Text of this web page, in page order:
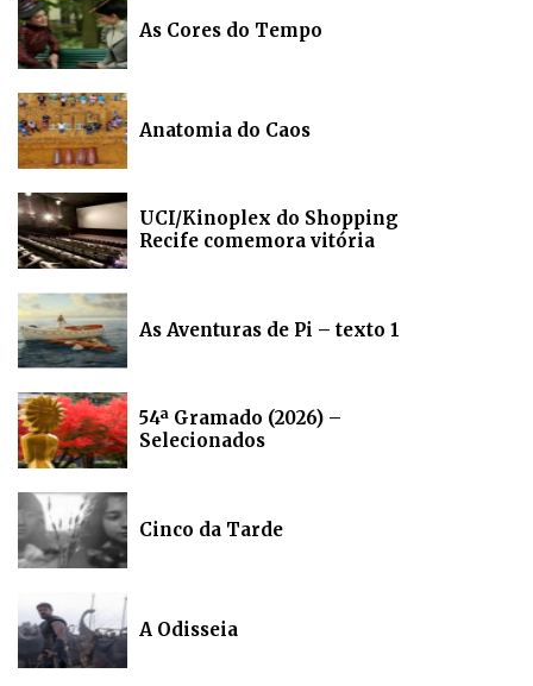
As Cores do Tempo
Anatomia do Caos
UCI/Kinoplex do Shopping
Recife comemora vitória
As Aventuras de Pi – texto 1
54ª Gramado (2026) –
Selecionados
Cinco da Tarde
A Odisseia